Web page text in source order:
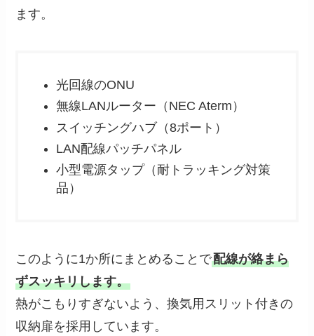
ます。
光回線のONU
無線LANルーター（NEC Aterm）
スイッチングハブ（8ポート）
LAN配線パッチパネル
小型電源タップ（耐トラッキング対策
品）
このように1か所にまとめることで配線が絡まら
ずスッキリします。
熱がこもりすぎないよう、換気用スリット付きの
収納扉を採用しています。